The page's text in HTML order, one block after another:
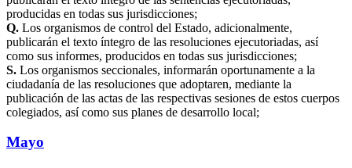
producidas en todas sus jurisdicciones;
Q. Los organismos de control del Estado, adicionalmente,
publicarán el texto íntegro de las resoluciones ejecutoriadas, así
como sus informes, producidos en todas sus jurisdicciones;
S. Los organismos seccionales, informarán oportunamente a la
ciudadanía de las resoluciones que adoptaren, mediante la
publicación de las actas de las respectivas sesiones de estos cuerpos
colegiados, así como sus planes de desarrollo local;
Mayo